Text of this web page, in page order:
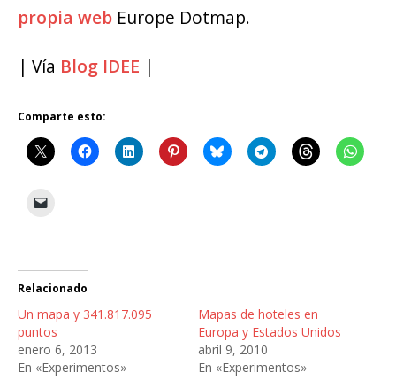
propia web Europe Dotmap.
| Vía Blog IDEE |
Comparte esto:
Relacionado
Un mapa y 341.817.095
puntos
enero 6, 2013
En «Experimentos»
Mapas de hoteles en
Europa y Estados Unidos
abril 9, 2010
En «Experimentos»